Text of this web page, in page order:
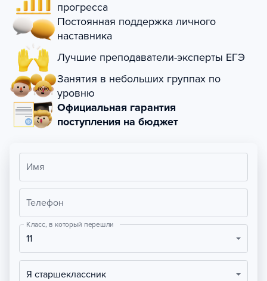
прогресса
Постоянная поддержка личного
наставника
Лучшие преподаватели-эксперты ЕГЭ
Занятия в небольших группах по
уровню
Официальная гарантия
поступления на бюджет
Имя
Телефон
Класс, в который перешли
11
Я старшеклассник